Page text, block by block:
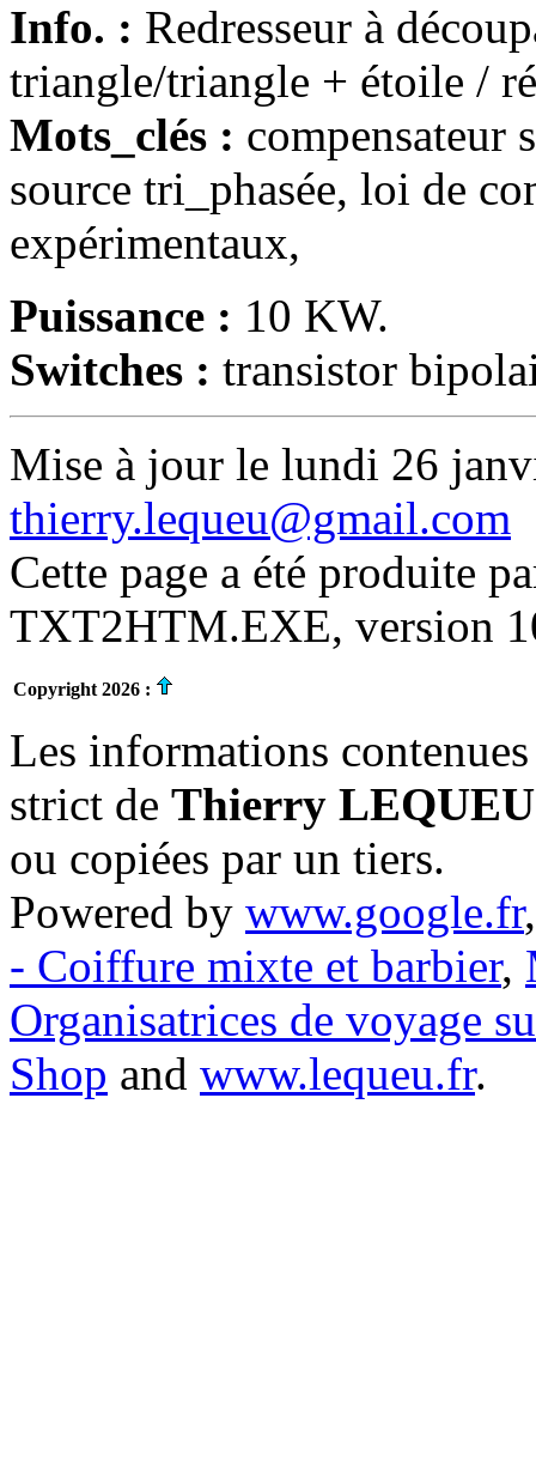
Info. : Redresseur à
triangle/triangle + étoile /
Mots_clés : compensateur
source tri_phasée, loi de
expérimentaux,
Puissance : 10 KW.
Switches : transistor
Mise à jour le lundi 26
thierry.lequeu@gmail.com
Cette page a été produite
TXT2HTM.EXE, version
Copyright 2026 :
Les informations
strict de Thierry LEQUEU
ou copiées par un tiers.
Powered by www.google.fr
- Coiffure mixte et barbier,
Organisatrices de voyage
Shop and www.lequeu.fr.